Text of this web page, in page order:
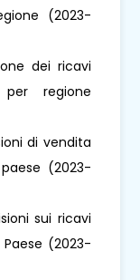
(2023-
dei ricavi
regione
di vendita
(2023-
sui ricavi
(2023-